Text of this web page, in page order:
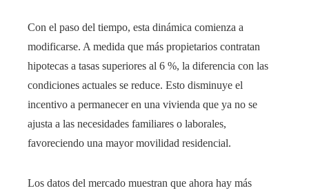
Con el paso del tiempo, esta dinámica comienza a
modificarse. A medida que más propietarios contratan
hipotecas a tasas superiores al 6 %, la diferencia con las
condiciones actuales se reduce. Esto disminuye el
incentivo a permanecer en una vivienda que ya no se
ajusta a las necesidades familiares o laborales,
favoreciendo una mayor movilidad residencial.
Los datos del mercado muestran que ahora hay más